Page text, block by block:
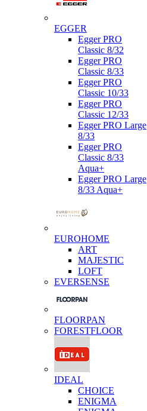
EGGER
Egger PRO
Classic 8/32
Egger PRO
Classic 8/33
Egger PRO
Classic 10/33
Egger PRO
Classic 12/33
Egger PRO Large
8/33
Egger PRO
Classic 8/33
Aqua+
Egger PRO Large
8/33 Aqua+
EUROHOME
ART
MAJESTIC
LOFT
EVERSENSE
FLOORPAN
FORESTFLOOR
IDEAL
CHOICE
ENIGMA